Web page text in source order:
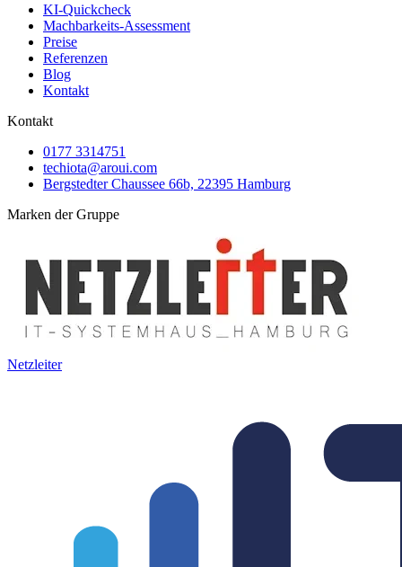
KI-Quickcheck
Machbarkeits-Assessment
Preise
Referenzen
Blog
Kontakt
Kontakt
0177 3314751
techiota@aroui.com
Bergstedter Chaussee 66b, 22395 Hamburg
Marken der Gruppe
Netzleiter